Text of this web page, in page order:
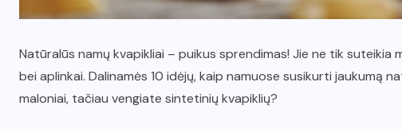
Natūralūs namų kvapikliai – puikus sprendimas! Jie ne tik
bei aplinkai. Dalinamės 10 idėjų, kaip namuose susikurti jaukumą
maloniai, tačiau vengiate sintetinių kvapiklių?